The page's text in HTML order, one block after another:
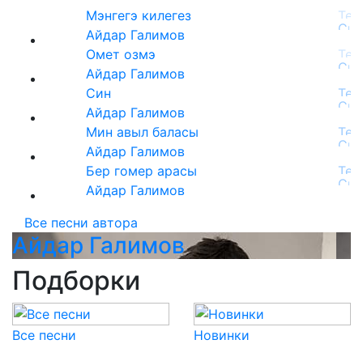
Мэнгегэ килегез
Айдар Галимов
Омет озмэ
Айдар Галимов
Син
Айдар Галимов
Мин авыл баласы
Айдар Галимов
Бер гомер арасы
Айдар Галимов
Все песни автора
Айдар Галимов
Подборки
Все песни Новинки